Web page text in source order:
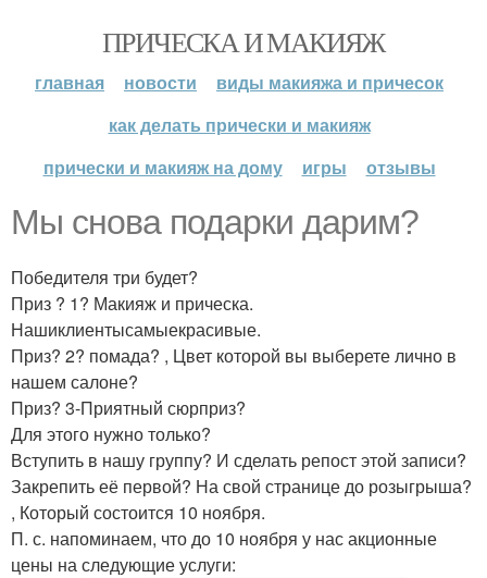
ПРИЧЕСКА И МАКИЯЖ
главная новости
виды макияжа и причесок
как делать прически и макияж
прически и макияж на дому
игры отзывы
Мы снова подарки дарим?
Победителя три будет?
Приз ? 1? Макияж и прическа.
Нашиклиентысамыекрасивые.
Приз? 2? помада? , Цвет которой вы выберете лично в
нашем салоне?
Приз? 3-Приятный сюрприз?
Для этого нужно только?
Вступить в нашу группу? И сделать репост этой записи?
Закрепить её первой? На свой странице до розыгрыша?
, Который состоится 10 ноября.
П. с. напоминаем, что до 10 ноября у нас акционные
цены на следующие услуги: